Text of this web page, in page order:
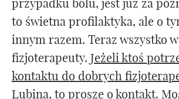
przypadku bólu, jest już za
to świetna profilaktyka, ale o
innym razem. Teraz wszystko
fizjoterapeuty. Jeżeli ktoś
kontaktu do dobrych
Lubina, to proszę o kontakt.